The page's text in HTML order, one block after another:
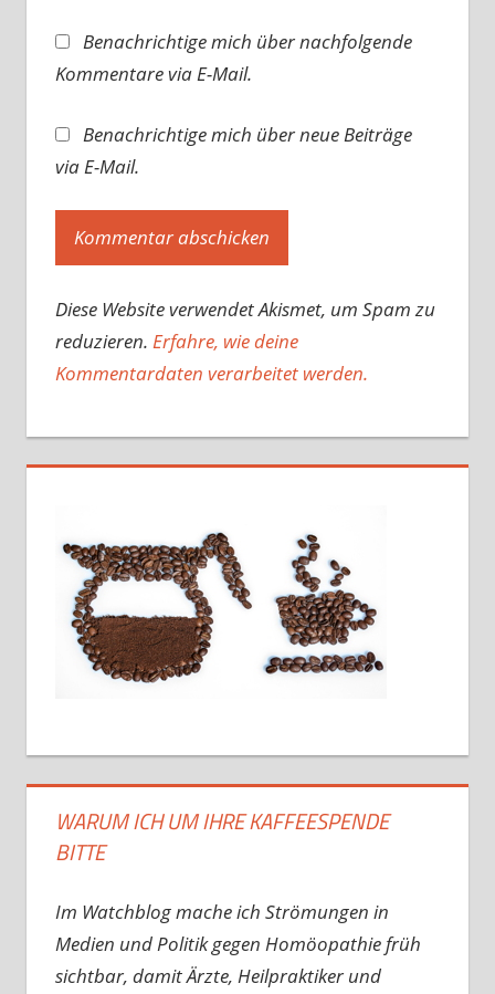
Benachrichtige mich über nachfolgende
Kommentare via E-Mail.
Benachrichtige mich über neue Beiträge
via E-Mail.
Diese Website verwendet Akismet, um Spam zu
reduzieren. Erfahre, wie deine
Kommentardaten verarbeitet werden.
WARUM ICH UM IHRE KAFFEESPENDE
BITTE
Im Watchblog mache ich Strömungen in
Medien und Politik gegen Homöopathie früh
sichtbar, damit Ärzte, Heilpraktiker und